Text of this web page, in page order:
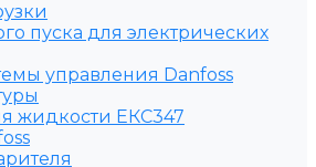
пуска для электрических
управления Danfoss
жидкости ЕКС347